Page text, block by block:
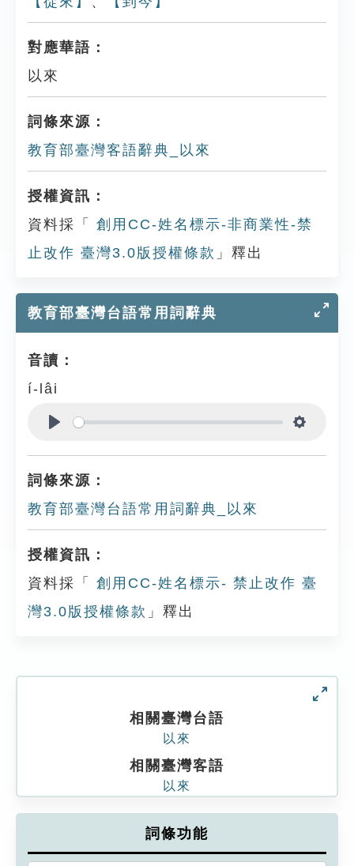
對應華語：
以來
詞條來源：
教育部臺灣客語辭典_以來
授權資訊：
資料採「
創用CC-姓名標示-非商業性-禁
止改作 臺灣3.0版授權條款 」釋出
教育部臺灣台語常用詞辭典
音讀：
í-lâi
詞條來源：
教育部臺灣台語常用詞辭典_以來
授權資訊：
資料採「
創用CC-姓名標示- 禁止改作 臺
灣3.0版授權條款 」釋出
相關臺灣台語
以來
相關臺灣客語
以來
詞條功能